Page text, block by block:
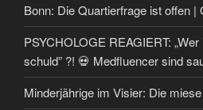
Bonn: Die Quartierfrage ist offen |
PSYCHOLOGE REAGIERT:
schuld” ?! 💀 Medfluencer sind
Minderjährige im Visier: Die